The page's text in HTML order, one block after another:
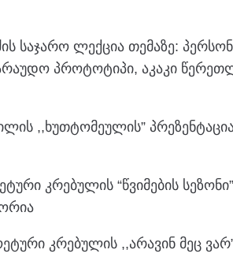
საჯარო ლექცია თემაზე:
პროტოტიპი, აკაკი
,,ხუთტომეულის”
კრებულის “წვიმების
კრებულის ,,არავინ მეც